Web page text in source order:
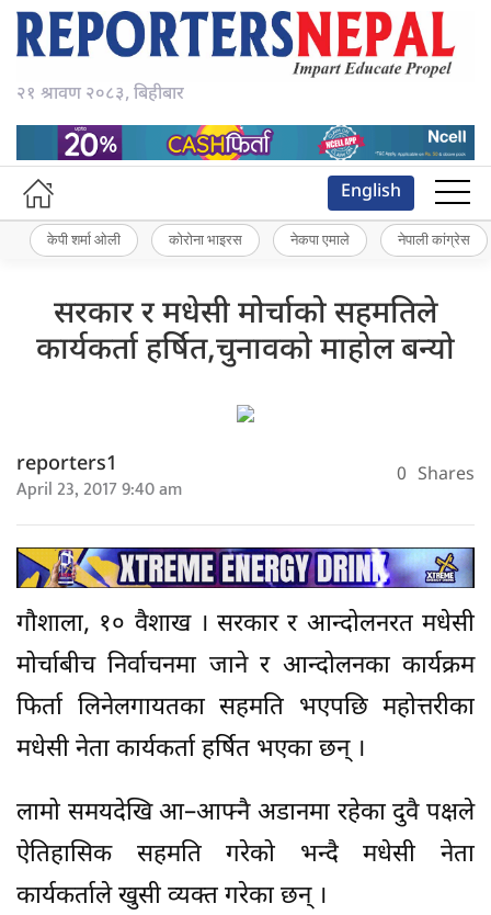
२१ श्रावण २०८३, बिहीबार
English
केपी शर्मा ओली कोरोना भाइरस नेकपा एमाले नेपाली कांग्रेस
सरकार र मधेसी मोर्चाको सहमतिले
कार्यकर्ता हर्षित,चुनावको माहोल बन्यो
reporters1
April 23, 2017 9:40 am 0 Shares
गौशाला, १० वैशाख । सरकार र आन्दोलनरत मधेसी
मोर्चाबीच निर्वाचनमा जाने र आन्दोलनका कार्यक्रम
फिर्ता लिनेलगायतका सहमति भएपछि महोत्तरीका
मधेसी नेता कार्यकर्ता हर्षित भएका छन् ।
लामो समयदेखि आ–आफ्नै अडानमा रहेका दुवै पक्षले
ऐतिहासिक सहमति गरेको भन्दै मधेसी नेता
कार्यकर्ताले खुसी व्यक्त गरेका छन् ।